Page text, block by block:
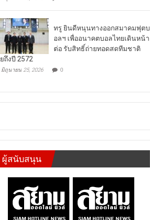
ทรู ยินดีหนุนทางออกสมาคมฟุตบ
อลฯ เพื่ออนาคตบอลไทยเดินหน้า
ต่อ รับสิทธิ์ถ่ายทอดสดทีมชาติ
ถึงปี 2572
มิถุนายน 25, 2026 0
ผู้สนับสนุน